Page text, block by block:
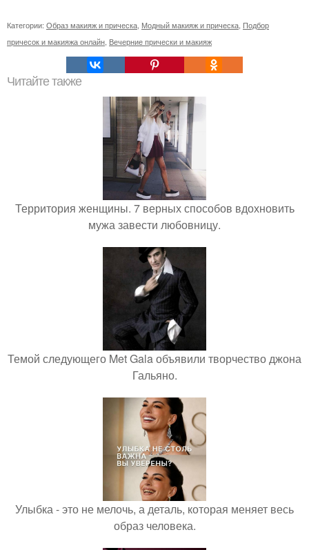
Категории: Образ макияж и прическа Модный макияж и прическа Подбор
причесок и макияжа онлайн Вечерние прически и макияж
Читайте также
Территория женщины. 7 верных способов вдохновить
мужа завести любовницу.
Темой следующего Met Gala объявили творчество джона
Гальяно.
Улыбка - это не мелочь, а деталь, которая меняет весь
образ человека.